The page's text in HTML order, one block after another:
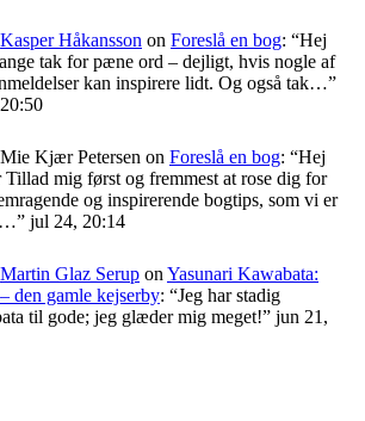
Kasper Håkansson on Foreslå en bog: “Hej
tak for pæne ord – dejligt, hvis nogle af
kan inspirere lidt. Og også tak…”
Mie Kjær Petersen on Foreslå en bog: “Hej
Tillad mig først og fremmest at rose dig for
og inspirerende bogtips, som vi er
” jul 24, 20:14
Martin Glaz Serup onYasunari Kawabata:
den gamle kejserby: “Jeg har stadig
til gode; jeg glæder mig meget!” jun 21,